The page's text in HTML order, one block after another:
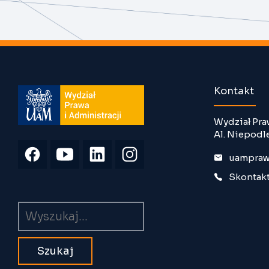
Kontakt
Wydział
Al.